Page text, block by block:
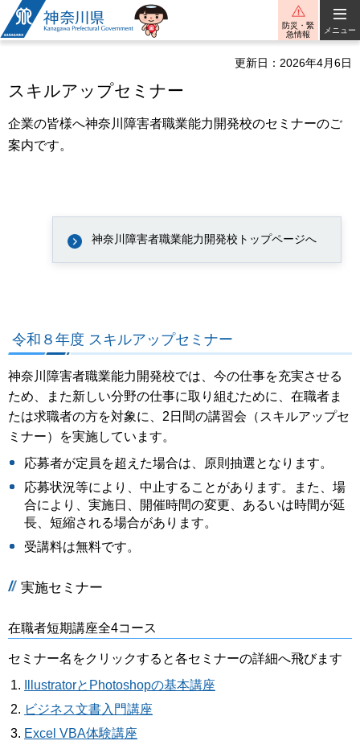
神奈川県
防災・緊
急情報
メニュー
更新日：2026年4月6日
スキルアップセミナー
企業の皆様へ神奈川障害者職業能力開発校のセミナーのご
案内です。
神奈川障害者職業能力開発校トップページへ
令和８年度 スキルアップセミナー
神奈川障害者職業能力開発校では、今の仕事を充実させる
ため、また新しい分野の仕事に取り組むために、在職者ま
たは求職者の方を対象に、2日間の講習会（スキルアップセ
ミナー）を実施しています。
応募者が定員を超えた場合は、原則抽選となります。
応募状況等により、中止することがあります。また、場
合により、実施日、開催時間の変更、あるいは時間が延
長、短縮される場合があります。
受講料は無料です。
実施セミナー
在職者短期講座全4コース
セミナー名をクリックすると各セミナーの詳細へ飛びます
IllustratorとPhotoshopの基本講座
ビジネス文書入門講座
Excel VBA体験講座